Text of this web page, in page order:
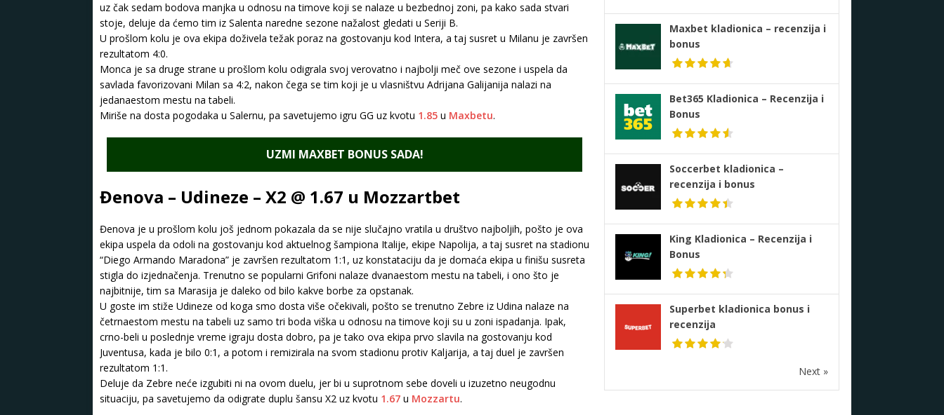
uz čak sedam bodova manjka u odnosu na timove koji se nalaze u bezbednoj zoni, pa kako sada stvari
stoje, deluje da ćemo tim iz Salenta naredne sezone nažalost gledati u Seriji B.
U prošlom kolu je ova ekipa doživela težak poraz na gostovanju kod Intera, a taj susret u Milanu je završen
rezultatom 4:0.
Monca je sa druge strane u prošlom kolu odigrala svoj verovatno i najbolji meč ove sezone i uspela da
savlada favorizovani Milan sa 4:2, nakon čega se tim koji je u vlasništvu Adrijana Galijanija nalazi na
jedanaestom mestu na tabeli.
Miriše na dosta pogodaka u Salernu, pa savetujemo igru GG uz kvotu 1.85 u Maxbetu.
UZMI MAXBET BONUS SADA!
Đenova – Udineze – X2 @ 1.67 u Mozzartbet
Đenova je u prošlom kolu još jednom pokazala da se nije slučajno vratila u društvo najboljih, pošto je ova
ekipa uspela da odoli na gostovanju kod aktuelnog šampiona Italije, ekipe Napolija, a taj susret na stadionu
“Diego Armando Maradona” je završen rezultatom 1:1, uz konstataciju da je domaća ekipa u finišu susreta
stigla do izjednačenja. Trenutno se popularni Grifoni nalaze dvanaestom mestu na tabeli, i ono što je
najbitnije, tim sa Marasija je daleko od bilo kakve borbe za opstanak.
U goste im stiže Udineze od koga smo dosta više očekivali, pošto se trenutno Zebre iz Udina nalaze na
četrnaestom mestu na tabeli uz samo tri boda viška u odnosu na timove koji su u zoni ispadanja. Ipak,
crno-beli u poslednje vreme igraju dosta dobro, pa je tako ova ekipa prvo slavila na gostovanju kod
Juventusa, kada je bilo 0:1, a potom i remizirala na svom stadionu protiv Kaljarija, a taj duel je završen
rezultatom 1:1.
Deluje da Zebre neće izgubiti ni na ovom duelu, jer bi u suprotnom sebe doveli u izuzetno neugodnu
situaciju, pa savetujemo da odigrate duplu šansu X2 uz kvotu 1.67 u Mozzartu.
Maxbet kladionica – recenzija i
bonus
Bet365 Kladionica – Recenzija i
Bonus
Soccerbet kladionica –
recenzija i bonus
King Kladionica – Recenzija i
Bonus
Superbet kladionica bonus i
recenzija
Next »